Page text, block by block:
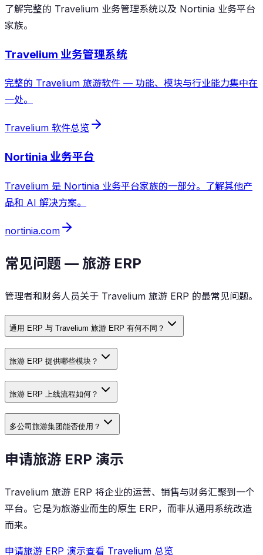
了解完整的 Travelium 业务管理系统以及 Nortinia 业务平台
家族。
Travelium 业务管理系统
完整的 Travelium 旅游软件 — 功能、模块与行业能力集中在
一处。
Travelium 软件总览
Nortinia 业务平台
Travelium 是 Nortinia 业务平台家族的一部分。了解其他产
品和 AI 解决方案。
nortinia.com
常见问题 — 旅游 ERP
管理者和财务人员关于 Travelium 旅游 ERP 的最常见问题。
通用 ERP 与 Travelium 旅游 ERP 有何不同？
旅游 ERP 提供哪些模块？
旅游 ERP 上线流程如何？
多公司旅游集团能否使用？
申请旅游 ERP 演示
Travelium 旅游 ERP 将企业的运营、销售与财务汇聚到一个
平台。它是为旅游业而生的原生 ERP，而非从通用系统改造
而来。
申请旅游 ERP 演示查看 Travelium 总览